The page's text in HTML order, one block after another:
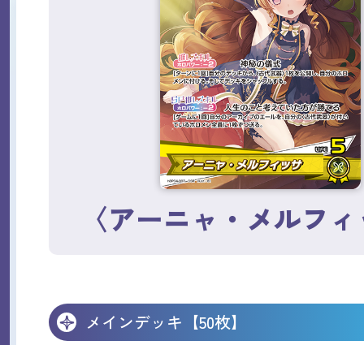
〈アーニャ・メルフ
メインデッキ【50枚】